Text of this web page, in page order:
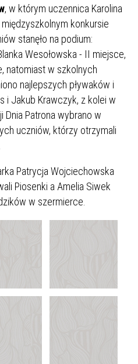
, w którym uczennica Karolina
konkursie
stanęło na podium:
Wesołowska - II miejsce,
natomiast w szkolnych
najlepszych pływaków i
i Jakub Krawczyk, z kolei w
Dnia Patrona wybrano w
uczniów, którzy otrzymali
Patrycja Wojciechowska
Piosenki a Amelia Siwek
w szermierce.